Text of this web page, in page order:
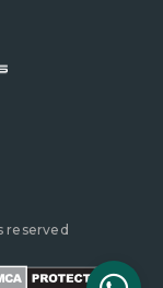
reserved